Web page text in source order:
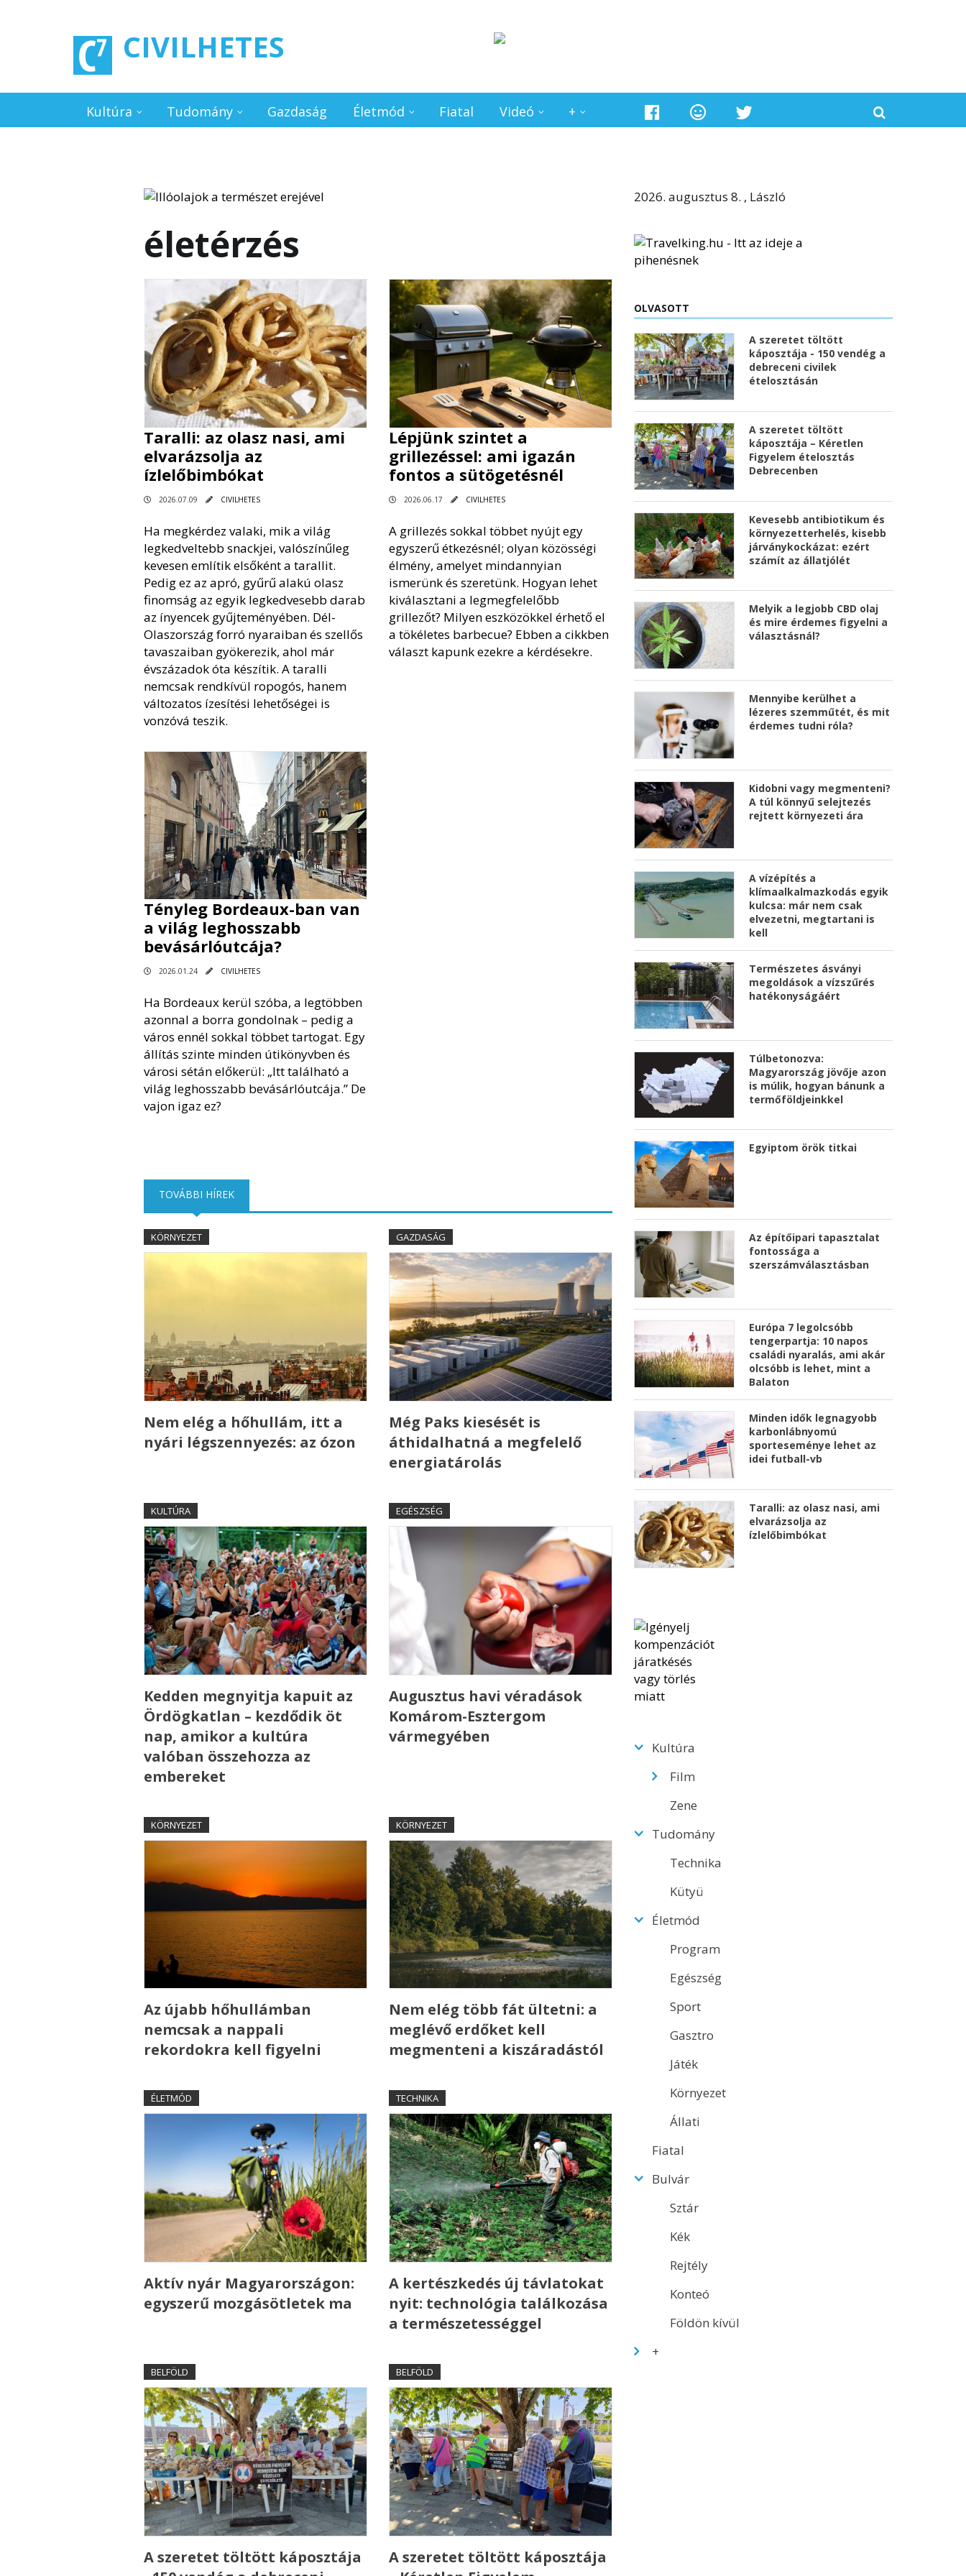
CIVILHETES
Kultúra Tudomány Gazdaság Életmód Fiatal Videó +
életérzés
Taralli: az olasz nasi, ami
elvarázsolja az
ízlelőbimbókat
2026.07.09 CIVILHETES
Ha megkérdez valaki, mik a világ
legkedveltebb snackjei, valószínűleg
kevesen említik elsőként a tarallit.
Pedig ez az apró, gyűrű alakú olasz
finomság az egyik legkedvesebb darab
az ínyencek gyűjteményében. Dél-
Olaszország forró nyaraiban és szellős
tavaszaiban gyökerezik, ahol már
évszázadok óta készítik. A taralli
nemcsak rendkívül ropogós, hanem
változatos ízesítési lehetőségei is
vonzóvá teszik.
Lépjünk szintet a
grillezéssel: ami igazán
fontos a sütögetésnél
2026.06.17 CIVILHETES
A grillezés sokkal többet nyújt egy
egyszerű étkezésnél; olyan közösségi
élmény, amelyet mindannyian
ismerünk és szeretünk. Hogyan lehet
kiválasztani a legmegfelelőbb
grillezőt? Milyen eszközökkel érhető el
a tökéletes barbecue? Ebben a cikkben
választ kapunk ezekre a kérdésekre.
Tényleg Bordeaux-ban van
a világ leghosszabb
bevásárlóutcája?
2026.01.24 CIVILHETES
Ha Bordeaux kerül szóba, a legtöbben
azonnal a borra gondolnak – pedig a
város ennél sokkal többet tartogat. Egy
állítás szinte minden útikönyvben és
városi sétán előkerül: „Itt található a
világ leghosszabb bevásárlóutcája.” De
vajon igaz ez?
TOVÁBBI HÍREK(AKTÍV FÜL)
KÖRNYEZET
Nem elég a hőhullám, itt a
nyári légszennyezés: az ózon
GAZDASÁG
Még Paks kiesését is
áthidalhatná a megfelelő
energiatárolás
KULTÚRA
Kedden megnyitja kapuit az
Ördögkatlan – kezdődik öt
nap, amikor a kultúra
valóban összehozza az
embereket
EGÉSZSÉG
Augusztus havi véradások
Komárom-Esztergom
vármegyében
KÖRNYEZET
Az újabb hőhullámban
nemcsak a nappali
rekordokra kell figyelni
KÖRNYEZET
Nem elég több fát ültetni: a
meglévő erdőket kell
megmenteni a kiszáradástól
ÉLETMÓD
Aktív nyár Magyarországon:
egyszerű mozgásötletek ma
TECHNIKA
A kertészkedés új távlatokat
nyit: technológia találkozása
a természetességgel
BELFÖLD
A szeretet töltött káposztája
BELFÖLD
A szeretet töltött káposztája
2026. augusztus 8. , László
OLVASOTT
A szeretet töltött
káposztája - 150 vendég a
debreceni civilek
ételosztásán
A szeretet töltött
káposztája – Kéretlen
Figyelem ételosztás
Debrecenben
Kevesebb antibiotikum és
környezetterhelés, kisebb
járványkockázat: ezért
számít az állatjólét
Melyik a legjobb CBD olaj
és mire érdemes figyelni a
választásnál?
Mennyibe kerülhet a
lézeres szemműtét, és mit
érdemes tudni róla?
Kidobni vagy megmenteni?
A túl könnyű selejtezés
rejtett környezeti ára
A vízépítés a
klímaalkalmazkodás egyik
kulcsa: már nem csak
elvezetni, megtartani is
kell
Természetes ásványi
megoldások a vízszűrés
hatékonyságáért
Túlbetonozva:
Magyarország jövője azon
is múlik, hogyan bánunk a
termőföldjeinkkel
Egyiptom örök titkai
Az építőipari tapasztalat
fontossága a
szerszámválasztásban
Európa 7 legolcsóbb
tengerpartja: 10 napos
családi nyaralás, ami akár
olcsóbb is lehet, mint a
Balaton
Minden idők legnagyobb
karbonlábnyomú
sporteseménye lehet az
idei futball-vb
Taralli: az olasz nasi, ami
elvarázsolja az
ízlelőbimbókat
Kultúra
Film
Zene
Tudomány
Technika
Kütyü
Életmód
Program
Egészség
Sport
Gasztro
Játék
Környezet
Állati
Fiatal
Bulvár
Sztár
Kék
Rejtély
Konteó
Földön kívül
+